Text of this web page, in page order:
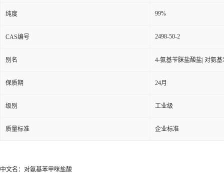
纯度 99%
CAS编号 2498-50-2
别名 4-氨基苄脒盐酸盐| 对氨
保质期 24月
级别 工业级
质量标准 企业标准
中文名：对氨基苯甲咪盐酸